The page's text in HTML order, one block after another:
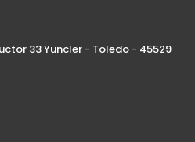
33 Yuncler - Toledo - 45529